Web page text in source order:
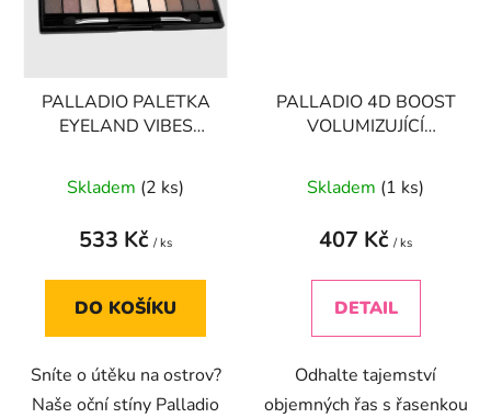
PALLADIO PALETKA
EYELAND VIBES
PALETTE - SANDBAR
Skladem (2 ks)
533 Kč / ks
DO KOŠÍKU
Sníte o útěku na ostrov?
Naše oční stíny Palladio
PALLADIO 4D BOOST
VOLUMIZUJÍCÍ
Skladem (1 ks)
407 Kč / ks
DETAIL
Odhalte tajemství
objemných řas s řasenkou